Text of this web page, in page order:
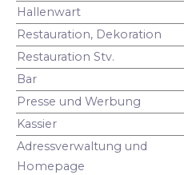
Hallenwart
Restauration, Dekoration
Restauration Stv.
Bar
Presse und Werbung
Kassier
Adressverwaltung und
Homepage